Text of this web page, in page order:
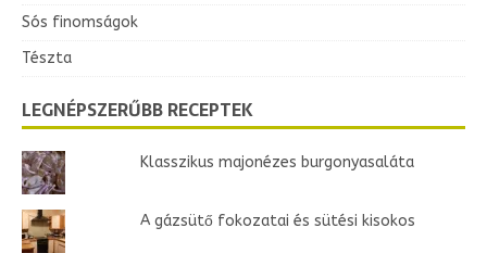
Sós finomságok
Tészta
LEGNÉPSZERŰBB RECEPTEK
Klasszikus majonézes burgonyasaláta
A gázsütő fokozatai és sütési kisokos